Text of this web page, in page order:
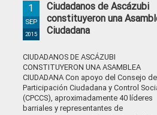
Ciudadanos de Ascázubi
constituyeron una
Ciudadana
1
SEP
2015
CIUDADANOS DE ASCÁZUBI
CONSTITUYERON UNA ASAMBLEA
CIUDADANA Con apoyo del Consejo de
Participación Ciudadana y Control
(CPCCS), aproximadamente 40 líderes
barriales y representantes de